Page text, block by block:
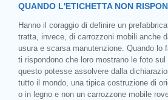
QUANDO L'ETICHETTA NON
Hanno il coraggio di definire un
tratta, invece, di carrozzoni mobili anche
usura e scarsa manutenzione. Quando lo
ti rispondono che loro mostrano le foto
questo potesse assolvere dalla
tutto il mondo, una tipica costruzione di
o in legno e non un carrozzone mobile